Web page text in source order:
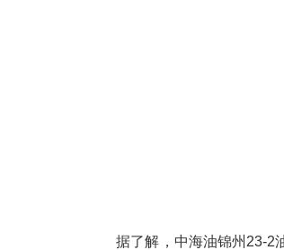
据了解，中海油锦州23-2油